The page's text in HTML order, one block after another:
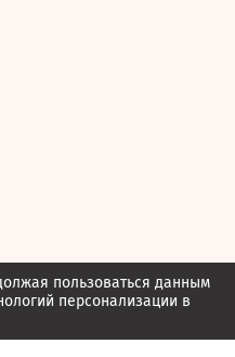
пользоваться данным
персонализации в